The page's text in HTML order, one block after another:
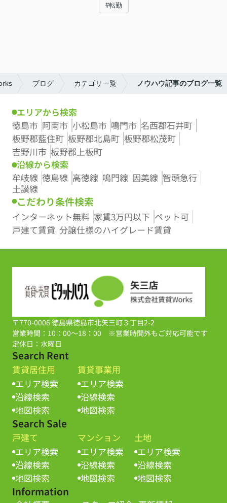
#転勤
ブログ カテゴリ一覧 ノウハウ記事のブログ一覧
エリアから検索
徳島市 阿南市 小松島市 鳴門市 名西郡石井町
板野郡藍住町 板野郡北島町 板野郡松茂町
吉野川市 板野郡上板町
沿線から検索
牟岐線 徳島線 高徳線 鳴門線 因美線 智頭急行
土讃線
こだわり条件検索
インターネット無料 家賃3万円以下 ペット可
戸建て賃貸 分譲仕様のハイグレード賃貸
〒770-0006 徳島県徳島市北矢三町３丁目2-2
営業時間：10：00～18：00 ※営業時間外もご対応可能です
定休日：水曜日
Search Rent
賃貸居住用
エリア検索
沿線検索
地図検索
賃貸事業用
エリア検索
沿線検索
地図検索
Search Sale
戸建て
エリア検索
沿線検索
地図検索
マンション
エリア検索
沿線検索
地図検索
土地
エリア検索
沿線検索
地図検索
Information